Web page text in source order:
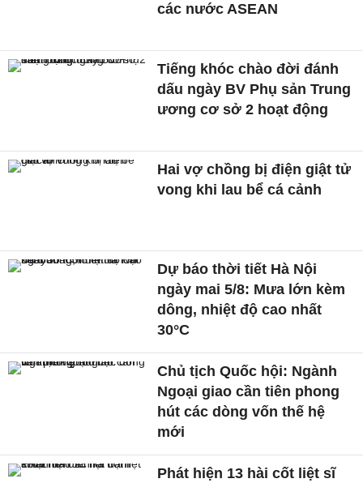
các nước ASEAN
Tiếng khóc chào đời đánh
dấu ngày BV Phụ sản Trung
ương cơ sở 2 hoạt động
Hai vợ chồng bị điện giật tử
vong khi lau bể cá cảnh
Dự báo thời tiết Hà Nội
ngày mai 5/8: Mưa lớn kèm
dông, nhiệt độ cao nhất
30°C
Chủ tịch Quốc hội: Ngành
Ngoại giao cần tiên phong
hút các dòng vốn thế hệ
mới
Phát hiện 13 hài cốt liệt sĩ